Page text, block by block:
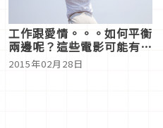
工作跟愛情。。。如何平衡
兩邊呢？這些電影可能有妳
要的答案喔
2015年02月28日